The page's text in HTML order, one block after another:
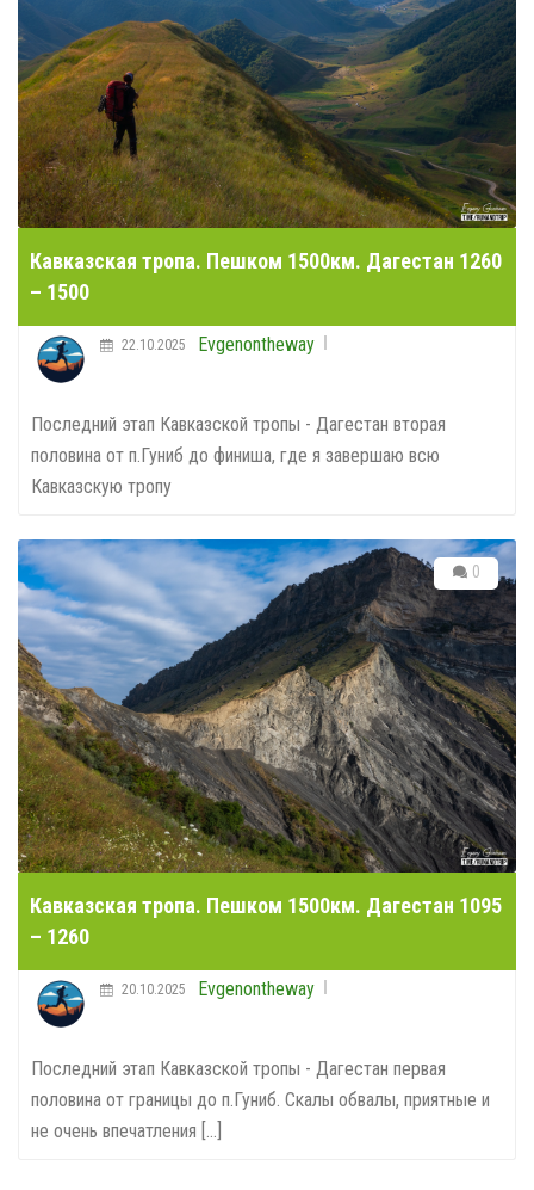
Кавказская тропа. Пешком 1500км. Дагестан 1260
– 1500
Evgenontheway
22.10.2025
Последний этап Кавказской тропы - Дагестан вторая
половина от п.Гуниб до финиша, где я завершаю всю
Кавказскую тропу
0
Кавказская тропа. Пешком 1500км. Дагестан 1095
– 1260
Evgenontheway
20.10.2025
Последний этап Кавказской тропы - Дагестан первая
половина от границы до п.Гуниб. Скалы обвалы, приятные и
не очень впечатления [...]